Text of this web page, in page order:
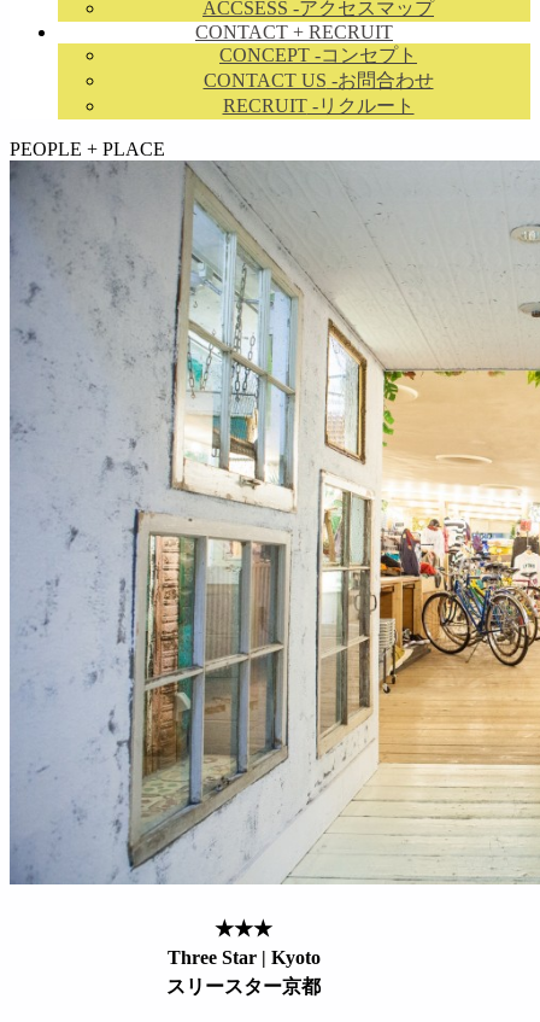
ACCSESS -アクセスマップ
CONTACT + RECRUIT
CONCEPT -コンセプト
CONTACT US -お問合わせ
RECRUIT-リクルート
займ на карту онлайн без отказа
PEOPLE + PLACE
★★★
Three Star | Kyoto
スリースター京都